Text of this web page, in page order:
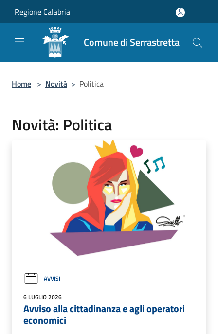
Regione Calabria
Comune di Serrastretta
Home > Novità > Politica
Novità: Politica
AVVISI
6 LUGLIO 2026
Avviso alla cittadinanza e agli operatori
economici